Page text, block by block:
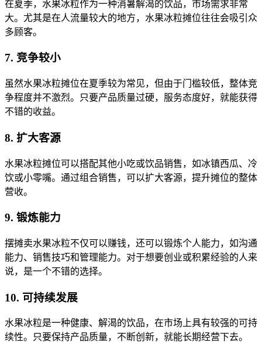
在夏季，水果冰粒作为一种消暑解渴的饮品，市场需求非常
大。尤其是在人流量较大的地方，水果冰粒摊位往往会吸引众
多顾客。
7. 竞争较小
虽然水果冰粒摊位在夏季较为常见，但由于门槛较低，整体竞
争程度并不激烈。只要产品质量过硬，服务态度好，就能获得
不错的收益。
8. 扩大客源
水果冰粒摊位可以搭配其他小吃或饮品销售，如冰镇西瓜、冷
饮或小零嘴。通过组合销售，可以扩大客源，提升摊位的整体
营收。
9. 锻炼能力
摆摊卖水果冰粒不仅可以赚钱，还可以锻炼个人能力，如沟通
能力、销售技巧和管理能力。对于想要创业或积累经验的人来
说，是一个不错的选择。
10. 可持续发展
水果冰粒是一种健康、解渴的饮品，在市场上具有较强的可持
续性。只要保持产品质量，不断创新，就能长期经营下去。